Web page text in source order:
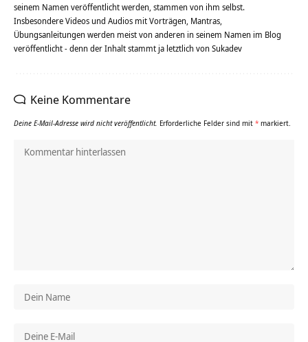
seinem Namen veröffentlicht werden, stammen von ihm selbst.
Insbesondere Videos und Audios mit Vorträgen, Mantras,
Übungsanleitungen werden meist von anderen in seinem Namen im Blog
veröffentlicht - denn der Inhalt stammt ja letztlich von Sukadev
Keine Kommentare
Deine E-Mail-Adresse wird nicht veröffentlicht. Erforderliche Felder sind mit * markiert.